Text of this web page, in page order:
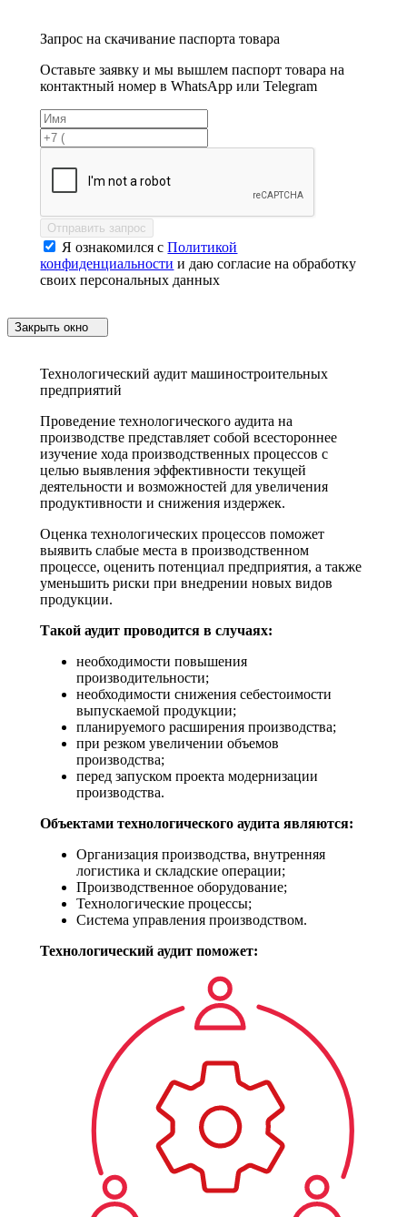
Запрос на скачивание паспорта товара
Оставьте заявку и мы вышлем паспорт товара на
контактный номер в WhatsApp или Telegram
Отправить запрос
Я ознакомился сПолитикой
конфиденциальности и даю согласие на обработку
своих персональных данных
Закрыть окно
Технологический аудит машиностроительных
предприятий
Проведение технологического аудита на
производстве представляет собой всестороннее
изучение хода производственных процессов с
целью выявления эффективности текущей
деятельности и возможностей для увеличения
продуктивности и снижения издержек.
Оценка технологических процессов поможет
выявить слабые места в производственном
процессе, оценить потенциал предприятия, а также
уменьшить риски при внедрении новых видов
продукции.
Такой аудит проводится в случаях:
необходимости повышения
производительности;
необходимости снижения себестоимости
выпускаемой продукции;
планируемого расширения производства;
при резком увеличении объемов
производства;
перед запуском проекта модернизации
производства.
Объектами технологического аудита являются:
Организация производства, внутренняя
логистика и складские операции;
Производственное оборудование;
Технологические процессы;
Система управления производством.
Технологический аудит поможет: